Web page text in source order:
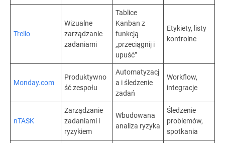
Trello
Wizualne
zarządzanie
zadaniami
Tablice
Kanban z
funkcją
„przeciągnij i
upuść”
Etykiety, listy
kontrolne
Monday.com
Produktywno
ść zespołu
Automatyzacj
a i śledzenie
zadań
Workflow,
integracje
nTASK
Zarządzanie
zadaniami i
ryzykiem
Wbudowana
analiza ryzyka
Śledzenie
problemów,
spotkania